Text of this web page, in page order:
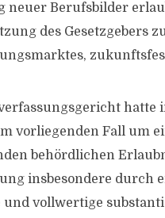
neuer Berufsbilder
des Gesetzgebers
hatte
vorliegenden Fall um
behördlichen
insbesondere durch
und vollwertige